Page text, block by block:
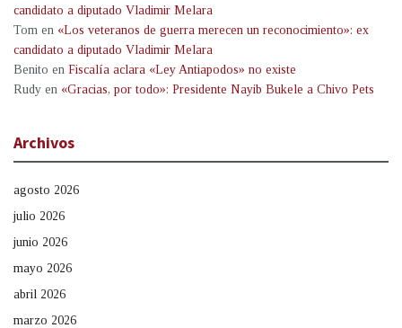
candidato a diputado Vladimir Melara
Tom en «Los veteranos de guerra merecen un reconocimiento»: ex
candidato a diputado Vladimir Melara
Benito en Fiscalía aclara «Ley Antiapodos» no existe
Rudy en «Gracias, por todo»: Presidente Nayib Bukele a Chivo Pets
Archivos
agosto 2026
julio 2026
junio 2026
mayo 2026
abril 2026
marzo 2026